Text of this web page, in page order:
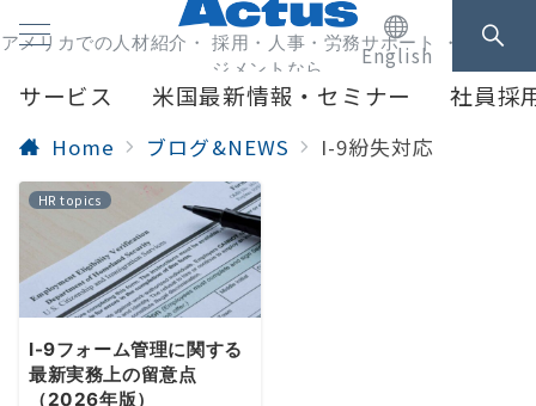
アメリカでの人材紹介・ 採用・人事・労務サポート ・人事マネ
ジメントなら
English
サービス 米国最新情報・セミナー 社員採
Home ブログ&NEWS I-9紛失対応
HR topics
I-9フォーム管理に関する
最新実務上の留意点
（2026年版）